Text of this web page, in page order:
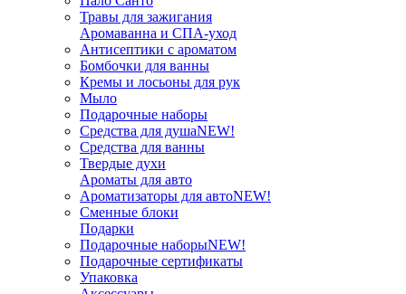
Травы для зажигания
Аромаванна и СПА-уход
Антисептики с ароматом
Бомбочки для ванны
Кремы и лосьоны для рук
Мыло
Подарочные наборы
Средства для душаNEW!
Средства для ванны
Твердые духи
Ароматы для авто
Ароматизаторы для автоNEW!
Сменные блоки
Подарки
Подарочные наборыNEW!
Подарочные сертификаты
Упаковка